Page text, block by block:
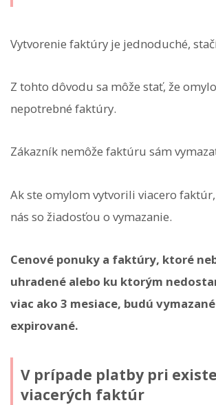
Vytvorenie faktúry je jednoduché,
Z tohto dôvodu sa môže stať, že
nepotrebné faktúry.
Zákazník nemôže faktúru sám
Ak ste omylom vytvorili viacero
nás so žiadosťou o vymazanie.
Cenové ponuky a faktúry, ktoré
uhradené alebo ku ktorým
viac ako 3 mesiace, budú
expirované.
V prípade platby pri
viacerých faktúr